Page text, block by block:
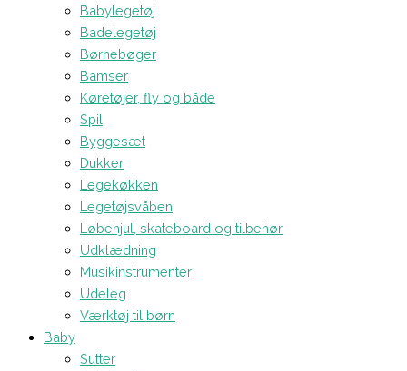
Babylegetøj
Badelegetøj
Børnebøger
Bamser
Køretøjer, fly og både
Spil
Byggesæt
Dukker
Legekøkken
Legetøjsvåben
Løbehjul, skateboard og tilbehør
Udklædning
Musikinstrumenter
Udeleg
Værktøj til børn
Baby
Sutter